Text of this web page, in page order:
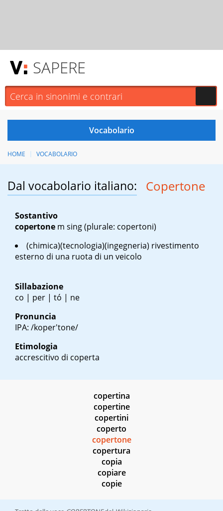
SAPERE
HOME VOCABOLARIO
Dal vocabolario italiano: Copertone
Sostantivo
copertone m sing(plurale: copertoni)
(chimica)(tecnologia)(ingegneria) rivestimento
esterno di una ruota di un veicolo
Sillabazione
co | per | tó | ne
Pronuncia
IPA: /koper'tone/
Etimologia
accrescitivo di coperta
copertina
copertine
copertini
coperto
copertone
copertura
copia
copiare
copie